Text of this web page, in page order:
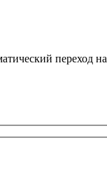
переход